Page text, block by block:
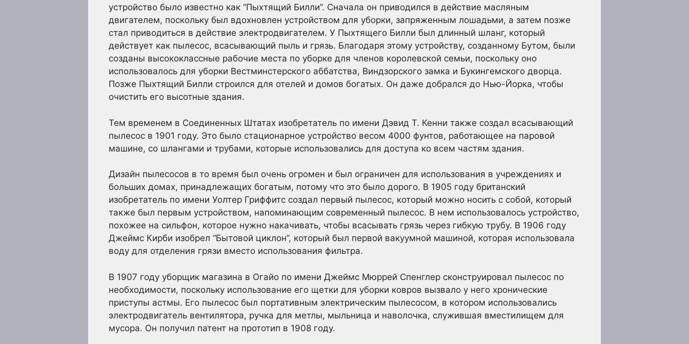
устройство было известно как “Пыхтящий Билли”. Сначала он приводился в действие масляным
двигателем, поскольку был вдохновлен устройством для уборки, запряженным лошадьми, а затем позже
стал приводиться в действие электродвигателем. У Пыхтящего Билли был длинный шланг, который
действует как пылесос, всасывающий пыль и грязь. Благодаря этому устройству, созданному Бутом, были
созданы высококлассные рабочие места по уборке для членов королевской семьи, поскольку оно
использовалось для уборки Вестминстерского аббатства, Виндзорского замка и Букингемского дворца.
Позже Пыхтящий Билли строился для отелей и домов богатых. Он даже добрался до Нью-Йорка, чтобы
очистить его высотные здания.
Тем временем в Соединенных Штатах изобретатель по имени Дэвид Т. Кенни также создал всасывающий
пылесос в 1901 году. Это было стационарное устройство весом 4000 фунтов, работающее на паровой
машине, со шлангами и трубами, которые использовались для доступа ко всем частям здания.
Дизайн пылесосов в то время был очень огромен и был ограничен для использования в учреждениях и
больших домах, принадлежащих богатым, потому что это было дорого. В 1905 году британский
изобретатель по имени Уолтер Гриффитс создал первый пылесос, который можно носить с собой, который
также был первым устройством, напоминающим современный пылесос. В нем использовалось устройство,
похожее на сильфон, которое нужно накачивать, чтобы всасывать грязь через гибкую трубу. В 1906 году
Джеймс Кирби изобрел “Бытовой циклон”, который был первой вакуумной машиной, которая использовала
воду для отделения грязи вместо использования фильтра.
В 1907 году уборщик магазина в Огайо по имени Джеймс Мюррей Спенглер сконструировал пылесос по
необходимости, поскольку использование его щетки для уборки ковров вызвало у него хронические
приступы астмы. Его пылесос был портативным электрическим пылесосом, в котором использовались
электродвигатель вентилятора, ручка для метлы, мыльница и наволочка, служившая вместилищем для
мусора. Он получил патент на прототип в 1908 году.